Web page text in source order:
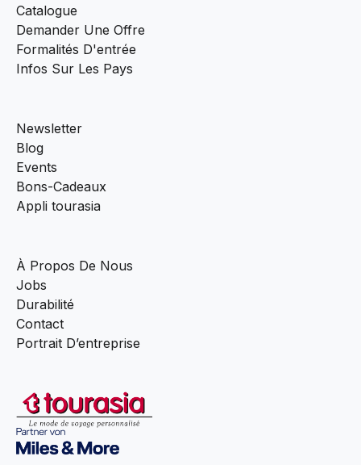
Catalogue
Demander Une Offre
Formalités D'entrée
Infos Sur Les Pays
Newsletter
Blog
Events
Bons-Cadeaux
Appli tourasia
À Propos De Nous
Jobs
Durabilité
Contact
Portrait D’entreprise